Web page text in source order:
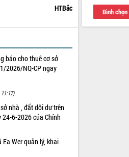
HTBắc
báo cho thuê cơ sở
2026/NQ-CP ngay
nhà , đất dôi dư trên
6-2026 của Chính
Wer quản lý, khai
Bình chọn